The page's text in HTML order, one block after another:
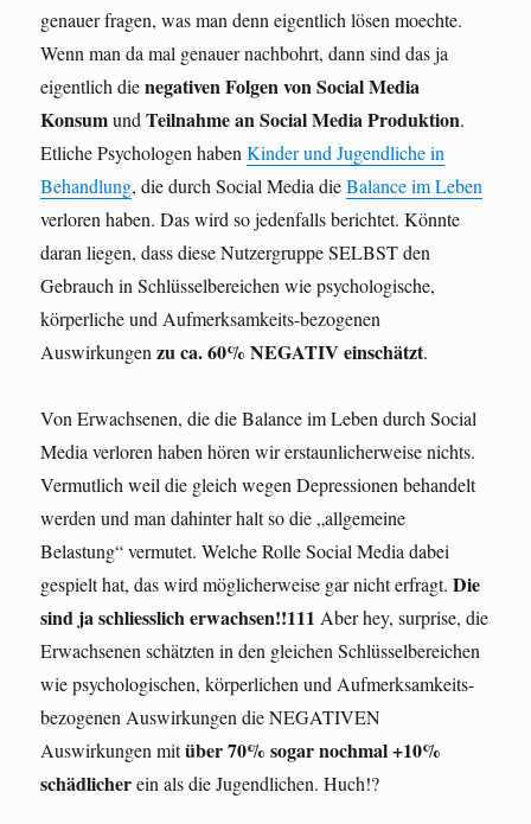
genauer fragen, was man denn eigentlich lösen moechte.
Wenn man da mal genauer nachbohrt, dann sind das ja
eigentlich dienegativen Folgen von Social Media
KonsumundTeilnahme an Social Media Produktion.
Etliche Psychologen habenKinder und Jugendliche in
Behandlung, die durch Social Media dieBalance im Leben
verloren haben. Das wird so jedenfalls berichtet. Könnte
daran liegen, dass diese Nutzergruppe SELBST den
Gebrauch in Schlüsselbereichen wie psychologische,
körperliche und Aufmerksamkeits-bezogenen
Auswirkungenzu ca. 60% NEGATIV einschätzt.
Von Erwachsenen, die die Balance im Leben durch Social
Media verloren haben hören wir erstaunlicherweise nichts.
Vermutlich weil die gleich wegen Depressionen behandelt
werden und man dahinter halt so die „allgemeine
Belastung“ vermutet. Welche Rolle Social Media dabei
gespielt hat, das wird möglicherweise gar nicht erfragt.Die
sind ja schliesslich erwachsen!!111 Aber hey, surprise, die
Erwachsenen schätzten in den gleichen Schlüsselbereichen
wie psychologischen, körperlichen und Aufmerksamkeits-
bezogenen Auswirkungen die NEGATIVEN
Auswirkungen mitüber 70% sogar nochmal +10%
schädlicherein als die Jugendlichen. Huch!?